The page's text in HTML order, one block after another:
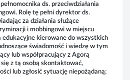
ds. przeciwdziałania
Rolę tę pełni dyrektor ds.
za działania służące
i mobbingowi w miejscu
edukacyjne kierowane do wszystkich
świadomość i wiedzę w tym
lub współpracujący z Agorą
się z tą osobą skontaktować,
lub zgłosić sytuację niepożądaną;